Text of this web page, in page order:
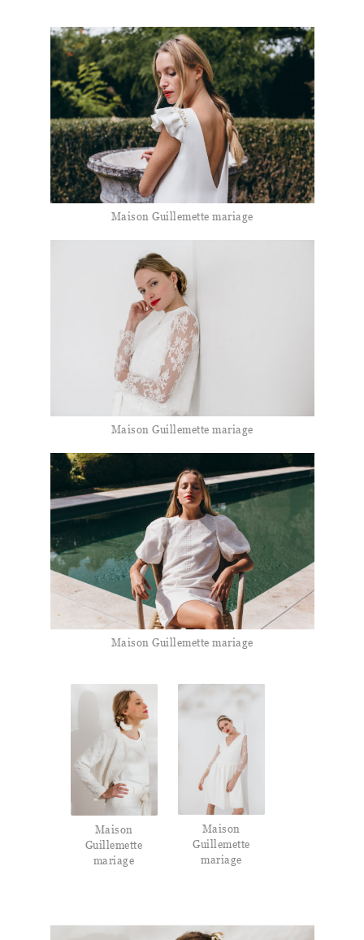
Maison Guillemette mariage
Maison Guillemette mariage
Maison Guillemette mariage
Maison
Guillemette
mariage
Maison
Guillemette
mariage